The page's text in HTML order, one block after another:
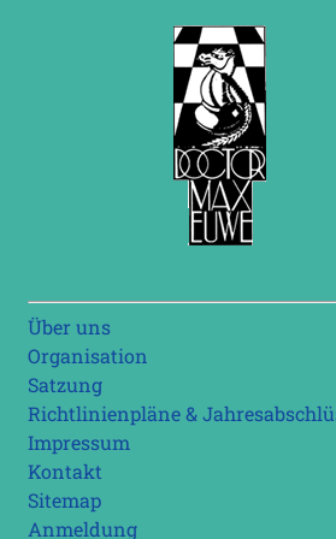
Navigation
überspringen
Über uns
Organisation
Satzung
Richtlinienpläne &
Impressum
Kontakt
Sitemap
Anmeldung